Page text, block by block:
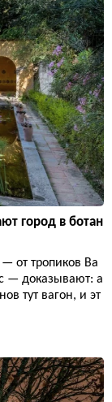
город в ботан
от тропиков Ва
— доказывают: а
тут вагон, и эт